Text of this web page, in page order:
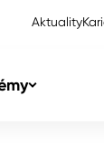
Aktuality